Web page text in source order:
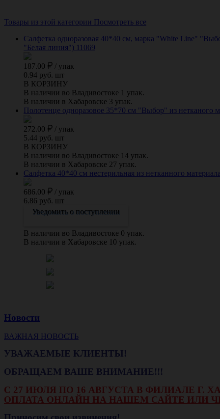
Товары из этой категории Посмотреть все
Салфетка одноразовая 40*40 см, марка "White Line"
"Белая линия") 11069
187.00 / упак
0.94 руб. шт
В КОРЗИНУ
В наличии во Владивостоке 1 упак.
В наличии в Хабаровске 3 упак.
Полотенце одноразовое 35*70 см "Выбор" из нетканого
272.00 / упак
5.44 руб. шт
В КОРЗИНУ
В наличии во Владивостоке 14 упак.
В наличии в Хабаровске 27 упак.
Салфетка 40*40 см нестерильная из нетканного
686.00 / упак
6.86 руб. шт
Уведомить о поступлении
В наличии во Владивостоке 0 упак.
В наличии в Хабаровске 10 упак.
Новости
ВАЖНАЯ НОВОСТЬ
УВАЖАЕМЫЕ КЛИЕНТЫ!
ОБРАЩАЕМ ВАШЕ ВНИМАНИЕ!!!
С 27 ИЮЛЯ ПО 16 АВГУСТА В ФИЛИАЛЕ Г.
ОПЛАТА ОНЛАЙН НА НАШЕМ САЙТЕ ИЛИ